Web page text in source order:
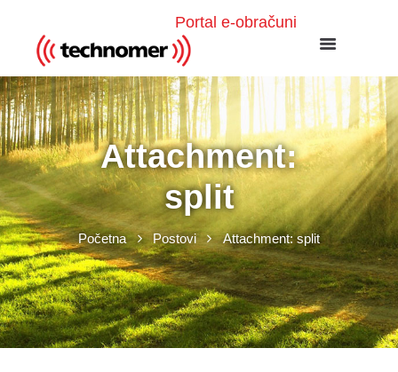
Portal e-obračuni
Attachment:
split
Početna Postovi Attachment: split